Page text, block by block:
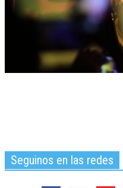
Seguinos en las redes